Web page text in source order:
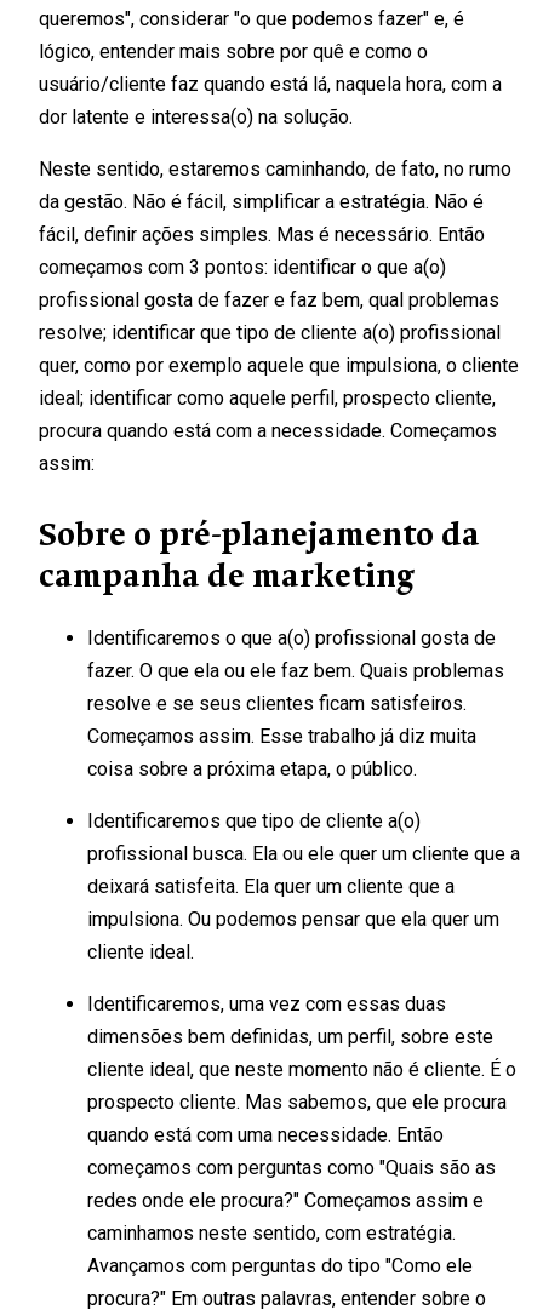
queremos", considerar "o que podemos fazer" e, é
lógico, entender mais sobre por quê e como o
usuário/cliente faz quando está lá, naquela hora, com a
dor latente e interessa(o) na solução.
Neste sentido, estaremos caminhando, de fato, no rumo
da gestão. Não é fácil, simplificar a estratégia. Não é
fácil, definir ações simples. Mas é necessário. Então
começamos com 3 pontos: identificar o que a(o)
profissional gosta de fazer e faz bem, qual problemas
resolve; identificar que tipo de cliente a(o) profissional
quer, como por exemplo aquele que impulsiona, o cliente
ideal; identificar como aquele perfil, prospecto cliente,
procura quando está com a necessidade. Começamos
assim:
Sobre o pré-planejamento da
campanha de marketing
Identificaremos o que a(o) profissional gosta de
fazer. O que ela ou ele faz bem. Quais problemas
resolve e se seus clientes ficam satisfeiros.
Começamos assim. Esse trabalho já diz muita
coisa sobre a próxima etapa, o público.
Identificaremos que tipo de cliente a(o)
profissional busca. Ela ou ele quer um cliente que a
deixará satisfeita. Ela quer um cliente que a
impulsiona. Ou podemos pensar que ela quer um
cliente ideal.
Identificaremos, uma vez com essas duas
dimensões bem definidas, um perfil, sobre este
cliente ideal, que neste momento não é cliente. É o
prospecto cliente. Mas sabemos, que ele procura
quando está com uma necessidade. Então
começamos com perguntas como "Quais são as
redes onde ele procura?" Começamos assim e
caminhamos neste sentido, com estratégia.
Avançamos com perguntas do tipo "Como ele
procura?" Em outras palavras, entender sobre o